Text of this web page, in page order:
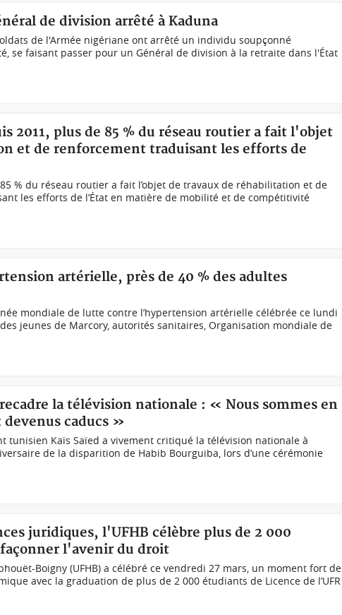
de division arrêté à Kaduna
de l'Armée nigériane ont arrêté un individu soupçonné
se faisant passer pour un Général de division à la retraite dans l'État
2011, plus de 85 % du réseau routier a fait l'objet
et de renforcement traduisant les efforts de
% du réseau routier a fait l’objet de travaux de réhabilitation et de
les efforts de l’État en matière de mobilité et de compétitivité
artérielle, près de 40 % des adultes
mondiale de lutte contre l’hypertension artérielle célébrée ce lundi
jeunes de Marcory, autorités sanitaires, Organisation mondiale de
la télévision nationale : « Nous sommes en
devenus caducs »
tunisien Kaïs Saïed a vivement critiqué la télévision nationale à
de la disparition de Habib Bourguiba, lors d’une cérémonie
juridiques, l'UFHB célèbre plus de 2 000
l'avenir du droit
Boigny (UFHB) a célébré ce vendredi 27 mars, un moment fort de
avec la graduation de plus de 2 000 étudiants de Licence de l’UFR